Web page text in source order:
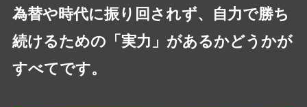
為替や時代に振り回されず、自力で勝ち
続けるための「実力」があるかどうかが
すべてです。